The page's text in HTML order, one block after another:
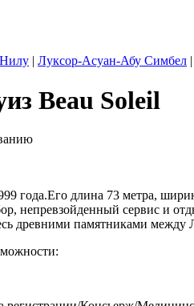
| Луксор-Асуан-Абу Симбел |
Beau Soleil
года.Его длина 73 метра,
непревзойденный сервис и
древними памятниками между